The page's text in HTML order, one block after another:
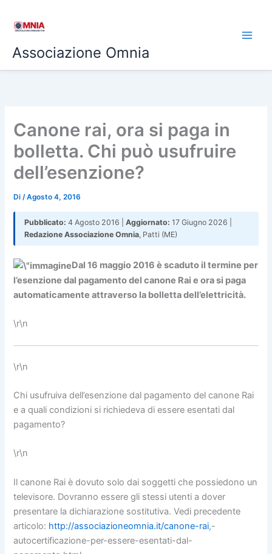
Associazione Omnia
Canone rai, ora si paga in
bolletta. Chi può usufruire
dell’esenzione?
Di/Agosto 4, 2016
Pubblicato: 4 Agosto 2016 |Aggiornato: 17 Giugno 2026 |
Redazione Associazione Omnia, Patti (ME)
Dal 16 maggio 2016 è scaduto il termine per
l’esenzione dal pagamento del canone Rai e ora si paga
automaticamente attraverso la bolletta dell’elettricità.
\r\n
\r\n
Chi usufruiva dell’esenzione dal pagamento del canone Rai
e a quali condizioni si richiedeva di essere esentati dal
pagamento?
\r\n
Il canone Rai è dovuto solo dai soggetti che possiedono un
televisore. Dovranno essere gli stessi utenti a dover
presentare la dichiarazione sostitutiva. Vedi precedente
articolo: http://associazioneomnia.it/canone-rai,-
autocertificazione-per-essere-esentati-dal-